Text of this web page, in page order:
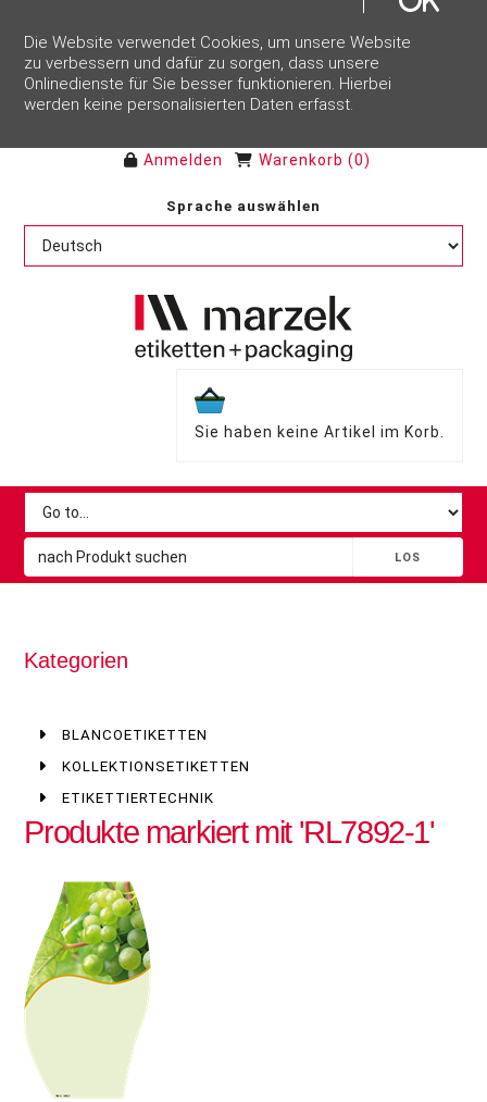
Die Website verwendet Cookies, um unsere Website
zu verbessern und dafür zu sorgen, dass unsere
Onlinedienste für Sie besser funktionieren. Hierbei
werden keine personalisierten Daten erfasst.
Anmelden Warenkorb (0)
Sprache auswählen
Sie haben keine Artikel im Korb.
Kategorien
BLANCOETIKETTEN
KOLLEKTIONSETIKETTEN
ETIKETTIERTECHNIK
Produkte markiert mit 'RL7892-1'